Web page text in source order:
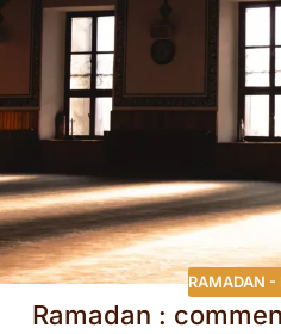
RAMADAN -
Ramadan :